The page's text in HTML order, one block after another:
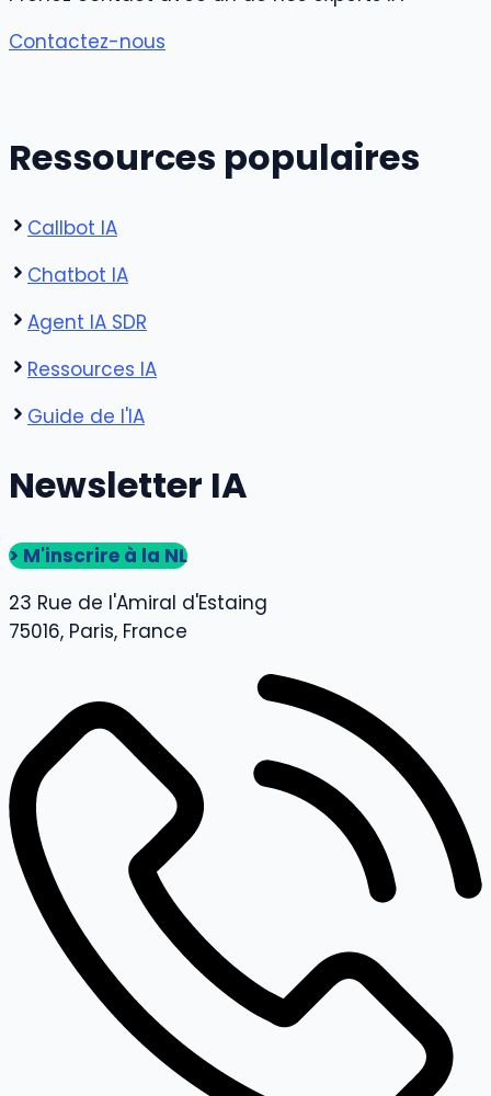
Contactez-nous
Ressources populaires
Callbot IA
Chatbot IA
Agent IA SDR
Ressources IA
Guide de l'IA
Newsletter IA
> M'inscrire à la NL
23 Rue de l'Amiral d'Estaing
75016, Paris, France